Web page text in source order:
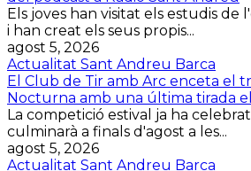
Els joves han visitat els estudis de
i han creat els seus propis...
agost 5, 2026
Actualitat Sant Andreu Barca
El Club de Tir amb Arc enceta el
Nocturna amb una última tirada el
La competició estival ja ha
culminarà a finals d'agost a les...
agost 5, 2026
Actualitat Sant Andreu Barca